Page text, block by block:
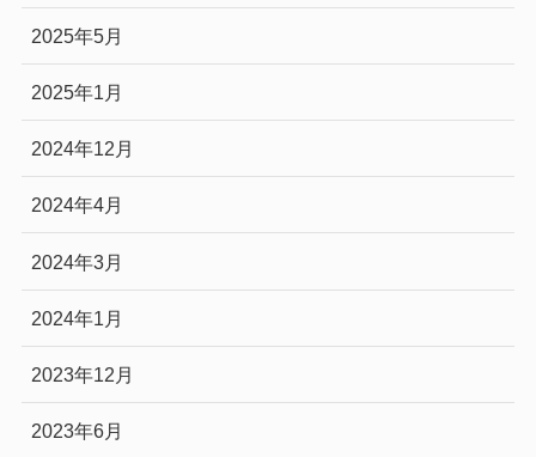
2025年5月
2025年1月
2024年12月
2024年4月
2024年3月
2024年1月
2023年12月
2023年6月